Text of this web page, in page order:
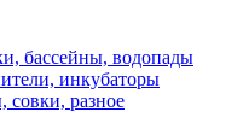
бассейны, водопады
инкубаторы
разное